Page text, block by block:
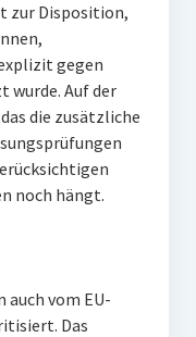
zur Disposition,
gegen
wurde. Auf der
die zusätzliche
noch hängt.
vom EU-
Das